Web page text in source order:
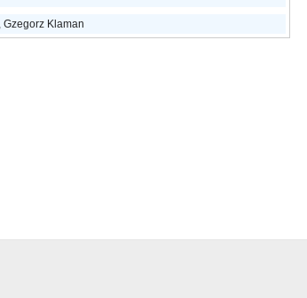
Gzegorz Klaman